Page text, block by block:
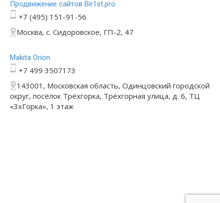
Продвижение сайтов Be1st.pro
+7 (495) 151-91-56
Москва, с. Сидоровское, ГП-2, 47
Makita Orion
+7 499 3507173
143001, Московская область, Одинцовский городской
округ, посёлок Трёхгорка, Трёхгорная улица, д. 6, ТЦ
«3хГорка», 1 этаж